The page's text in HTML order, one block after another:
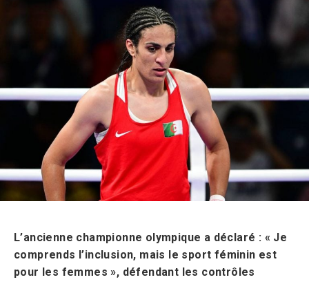
L’ancienne championne olympique a déclaré : « Je
comprends l’inclusion, mais le sport féminin est
pour les femmes », défendant les contrôles